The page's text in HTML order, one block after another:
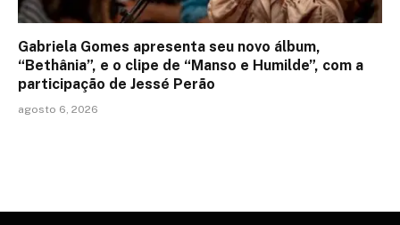
Gabriela Gomes apresenta seu novo álbum,
“Bethânia”, e o clipe de “Manso e Humilde”, com a
participação de Jessé Perão
agosto 6, 2026